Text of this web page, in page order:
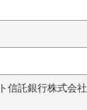
信託銀行株式会社